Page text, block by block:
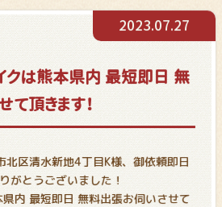
t
o
クは熊本県内 最短即日 無
頂きます！
2023.07.27
北区清水新地4丁目K様、御依頼即日
がとうございました！
内 最短即日 無料出張お伺いさせて